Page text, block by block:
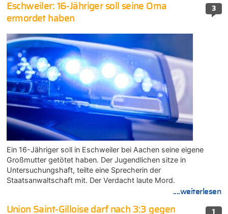
3
Eschweiler: 16-Jähriger soll seine Oma
ermordet haben
Ein 16-Jähriger soll in Eschweiler bei Aachen seine eigene
Großmutter getötet haben. Der Jugendlichen sitze in
Untersuchungshaft, teilte eine Sprecherin der
Staatsanwaltschaft mit. Der Verdacht laute Mord.
....weiterlesen
1
Union Saint-Gilloise darf nach 3:3 gegen